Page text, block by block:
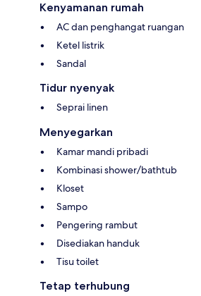
Kenyamanan rumah
AC dan penghangat ruangan
Ketel listrik
Sandal
Tidur nyenyak
Seprai linen
Menyegarkan
Kamar mandi pribadi
Kombinasi shower/bathtub
Kloset
Sampo
Pengering rambut
Disediakan handuk
Tisu toilet
Tetap terhubung